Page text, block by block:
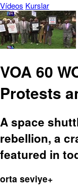
Vídeos Kurslar
VOA 60
Protests
A space
rebellion, a
featured in
orta seviye+